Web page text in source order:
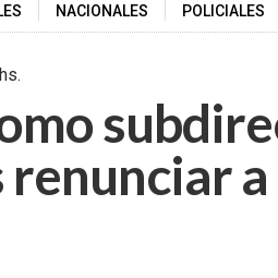
NACIONALES POLICIALES
hs.